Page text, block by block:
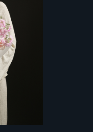
МЕНЮ
Уход за цветами
О компании
Каталог